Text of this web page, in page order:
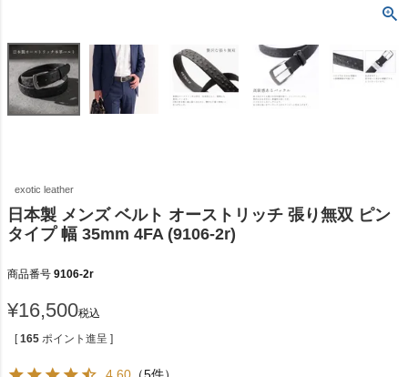
exotic leather
日本製 メンズ ベルト オーストリッチ 張り無双 ピン
タイプ 幅 35mm 4FA (9106-2r)
商品番号 9106-2r
¥16,500税込
[ 165 ポイント進呈 ]
4.60 （5件）